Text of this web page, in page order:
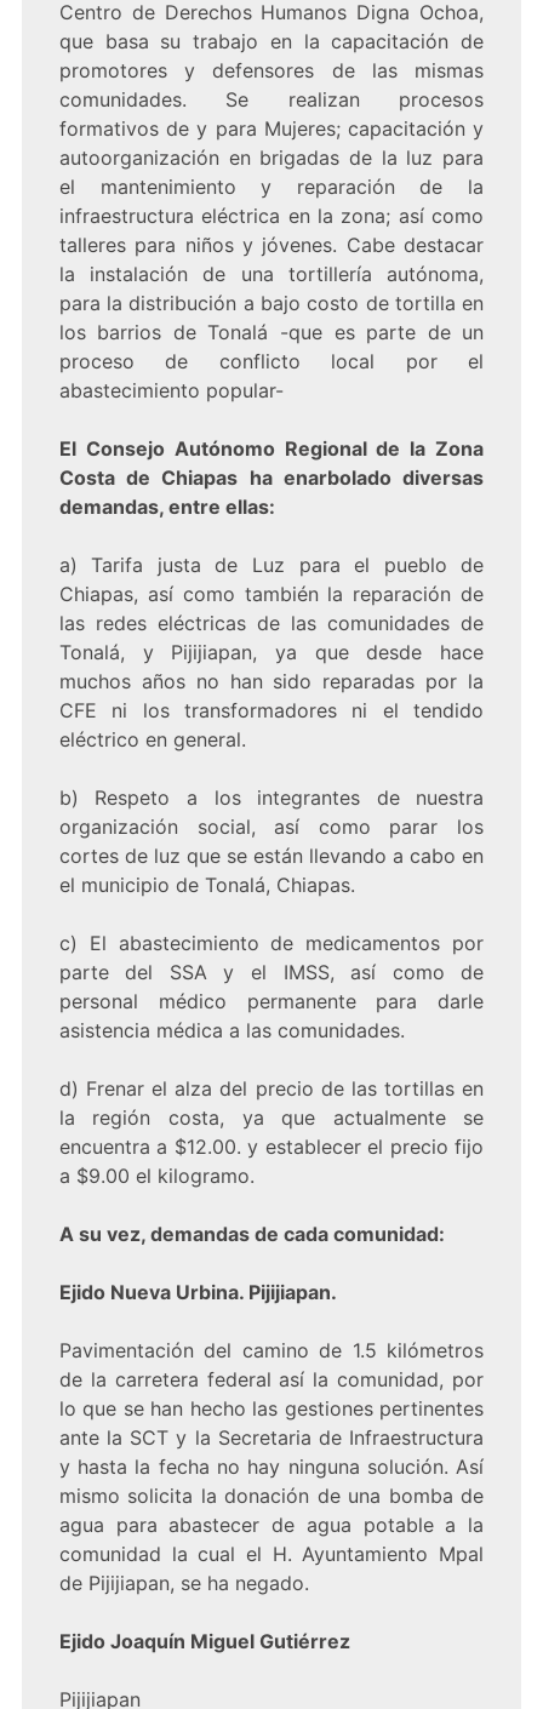
Centro de Derechos Humanos Digna Ochoa,
que basa su trabajo en la capacitación de
promotores y defensores de las mismas
comunidades. Se realizan procesos
formativos de y para Mujeres; capacitación y
autoorganización en brigadas de la luz para
el mantenimiento y reparación de la
infraestructura eléctrica en la zona; así como
talleres para niños y jóvenes. Cabe destacar
la instalación de una tortillería autónoma,
para la distribución a bajo costo de tortilla en
los barrios de Tonalá -que es parte de un
proceso de conflicto local por el
abastecimiento popular-
El Consejo Autónomo Regional de la Zona
Costa de Chiapas ha enarbolado diversas
demandas, entre ellas:
a) Tarifa justa de Luz para el pueblo de
Chiapas, así como también la reparación de
las redes eléctricas de las comunidades de
Tonalá, y Pijijiapan, ya que desde hace
muchos años no han sido reparadas por la
CFE ni los transformadores ni el tendido
eléctrico en general.
b) Respeto a los integrantes de nuestra
organización social, así como parar los
cortes de luz que se están llevando a cabo en
el municipio de Tonalá, Chiapas.
c) El abastecimiento de medicamentos por
parte del SSA y el IMSS, así como de
personal médico permanente para darle
asistencia médica a las comunidades.
d) Frenar el alza del precio de las tortillas en
la región costa, ya que actualmente se
encuentra a $12.00. y establecer el precio fijo
a $9.00 el kilogramo.
A su vez, demandas de cada comunidad:
Ejido Nueva Urbina. Pijijiapan.
Pavimentación del camino de 1.5 kilómetros
de la carretera federal así la comunidad, por
lo que se han hecho las gestiones pertinentes
ante la SCT y la Secretaria de Infraestructura
y hasta la fecha no hay ninguna solución. Así
mismo solicita la donación de una bomba de
agua para abastecer de agua potable a la
comunidad la cual el H. Ayuntamiento Mpal
de Pijijiapan, se ha negado.
Ejido Joaquín Miguel Gutiérrez
Pijijiapan